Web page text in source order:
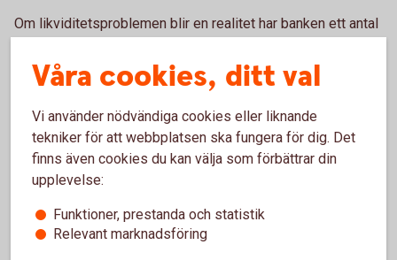
Om likviditetsproblemen blir en realitet har banken ett antal
– Vilka lösningar som passar beror givetvis på
likviditetslån, EU-krediter och eventuella
amorteringsbefrielser. Men oavsett hur lösning ser ut blir
den bättre för dig ju tidigare vi kommer in i bilden, säger
han.
Våra cookies, ditt val
Vi använder nödvändiga cookies eller liknande
tekniker för att webbplatsen ska fungera för dig. Det
finns även cookies du kan välja som förbättrar din
upplevelse:
Funktioner, prestanda och statistik
Relevant marknadsföring